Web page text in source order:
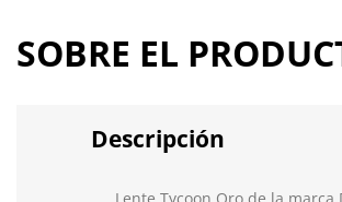
SOBRE EL
Descripción